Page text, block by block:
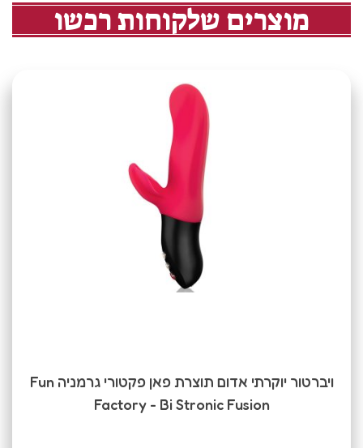
מוצרים שלקוחות רכשו
ויברטור יוקרתי אדום תוצרת פאן פקטורי גרמניה Fun
Factory - Bi Stronic Fusion